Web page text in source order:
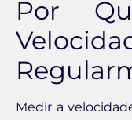
Por
Medir a